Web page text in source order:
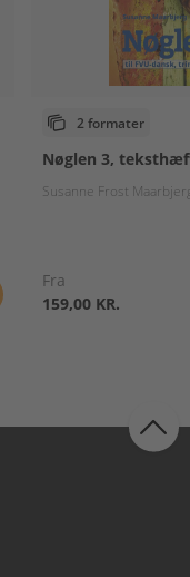
2 formater
Nøglen 3,
Susanne Frost
Fra
159,00 KR.